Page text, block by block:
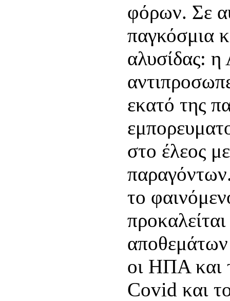
φόρων. Σε
παγκόσμια
αλυσίδας: η
εκατό της
στο έλεος
το
οι ΗΠΑ και
Covid και